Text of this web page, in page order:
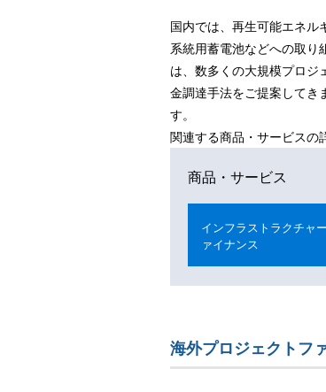
国内では、再生可能エネル
系統用蓄電池などへの取り
は、数多くの大規模プロジ
金調達手法をご提案してき
す。
関連する商品・サービスの
商品・サービス
インフラストラクチャ
ァイナンス
海外プロジェクトフ